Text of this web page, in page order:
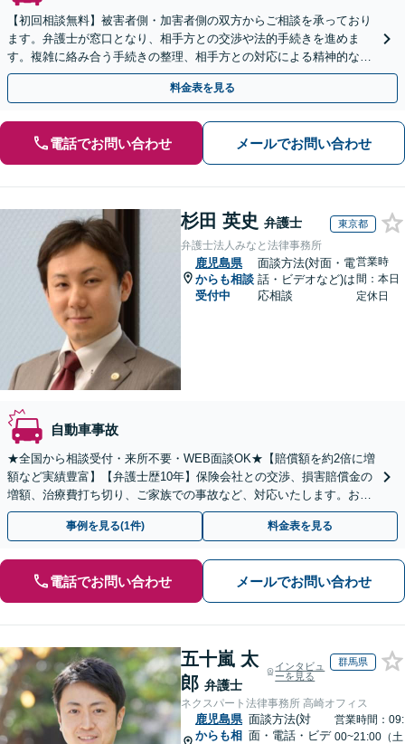
【初回相談無料】被害者側・加害者側の双方からご相談を承っており
ます。弁護士が窓口となり、相手方との交渉や法的手続きを進めま
す。複雑に絡み合う手続きの整理、相手方との対応による精神的な負
担を軽減するためにも、お早めにご相談ください。
料金表を見る
電話でお問い合わせ メールでお問い合わせ
杉田 英史 弁護士 東京都
弁護士法人みなと法律事務所
鹿児島県
からも相談
受付中
面談方法(対面・電
話・ビデオなど)は
応相談
営業時
間：本日
定休日
自動車事故
★全国から相談受付・来所不要・WEB面談OK★【賠償額を約2倍に増
額など実績豊富】【弁護士歴10年】保険会社との交渉、損害賠償金の
増額、治療費打ち切り、ご家族での事故など、対応いたします。お早
めにご相談ください【初回相談・着手金無料】
事例を見る(1件) 料金表を見る
電話でお問い合わせ メールでお問い合わせ
五十嵐 太
郎 弁護士
インタビュ
ーを見る
群馬県
ネクスパート法律事務所 高崎オフィス
鹿児島県
からも相
面談方法(対
面・電話・ビデ
営業時間：09:
00~21:00（土